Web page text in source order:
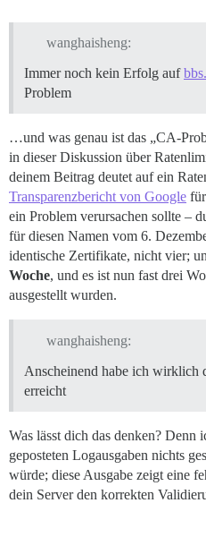
wanghaisheng:
Immer noch kein Erfolg auf
Problem
…und was genau ist das „CA-
in dieser Diskussion über
deinem Beitrag deutet auf ein
Transparenzbericht von Google
ein Problem verursachen sollte –
für diesen Namen vom 6.
identische Zertifikate, nicht vier;
Woche, und es ist nun fast drei
ausgestellt wurden.
wanghaisheng:
Anscheinend habe ich wirklich
erreicht
Was lässt dich das denken? Denn
geposteten Logausgaben nichts
würde; diese Ausgabe zeigt eine
dein Server den korrekten